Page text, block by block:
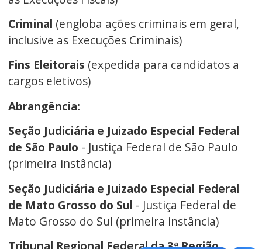
Criminal (engloba ações criminais em geral,
inclusive as Execuções Criminais)
Fins Eleitorais (expedida para candidatos a
cargos eletivos)
Abrangência:
Seção Judiciária e Juizado Especial Federal
de São Paulo - Justiça Federal de São Paulo
(primeira instância)
Seção Judiciária e Juizado Especial Federal
de Mato Grosso do Sul - Justiça Federal de
Mato Grosso do Sul (primeira instância)
Tribunal Regional Federal da 3ª Região